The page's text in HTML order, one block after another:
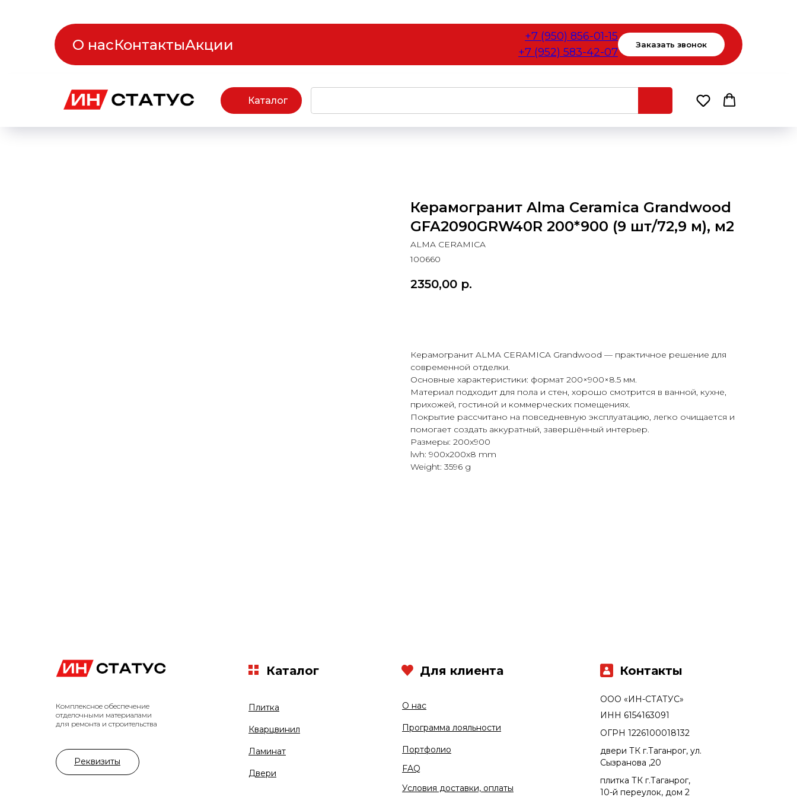
О насКонтактыАкции
+7 (950) 856-01-15
+7 (952) 583-42-07
Заказать звонок
Каталог
Керамогранит Alma Ceramica Grandwood
GFA2090GRW40R 200*900 (9 шт/72,9 м), м2
ALMA CERAMICA
100660
2350,00 р.
Керамогранит ALMA CERAMICA Grandwood — практичное решение для
современной отделки.
Основные характеристики: формат 200×900×8.5 мм.
Материал подходит для пола и стен, хорошо смотрится в ванной, кухне,
прихожей, гостиной и коммерческих помещениях.
Покрытие рассчитано на повседневную эксплуатацию, легко очищается и
помогает создать аккуратный, завершённый интерьер.
Размеры: 200x900
lwh: 900x200x8 mm
Weight: 3596 g
Комплексное обеспечение
отделочными материалами
для ремонта и строительства
Плитка
Кварцвинил
О нас
Ламинат
Программа лояльности
Двери
Портфолио
ООО «ИН-СТАТУС»
плитка ТК г.Таганрог,
10-й переулок, дом 2
двери ТК г.Таганрог, ул.
Сызранова ,20
ОГРН 1226100018132
ИНН 6154163091
Условия доставки, оплаты
FAQ
Каталог Контакты
Для клиента
Реквизиты